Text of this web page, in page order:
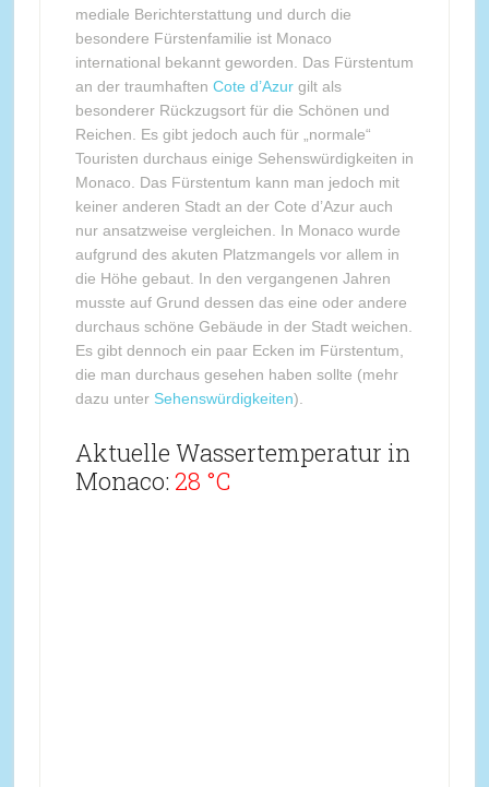
mediale Berichterstattung und durch die
besondere Fürstenfamilie ist Monaco
international bekannt geworden. Das Fürstentum
an der traumhaften Cote d’Azurgilt als
besonderer Rückzugsort für die Schönen und
Reichen. Es gibt jedoch auch für „normale“
Touristen durchaus einige Sehenswürdigkeiten in
Monaco. Das Fürstentum kann man jedoch mit
keiner anderen Stadt an der Cote d’Azur auch
nur ansatzweise vergleichen. In Monaco wurde
aufgrund des akuten Platzmangels vor allem in
die Höhe gebaut. In den vergangenen Jahren
musste auf Grund dessen das eine oder andere
durchaus schöne Gebäude in der Stadt weichen.
Es gibt dennoch ein paar Ecken im Fürstentum,
die man durchaus gesehen haben sollte (mehr
dazu unter Sehenswürdigkeiten).
Aktuelle Wassertemperatur in
Monaco: 28 °C